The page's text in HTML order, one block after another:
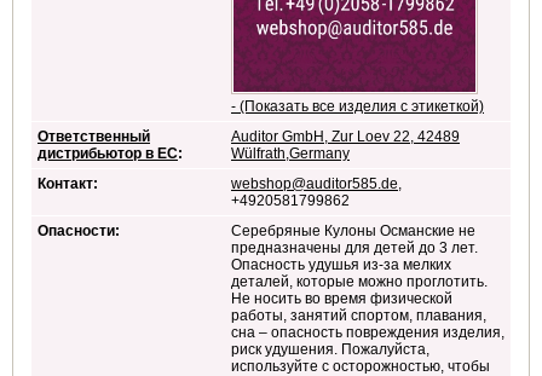
- (Показать все изделия с этикеткой)
Ответственный
дистрибьютор в ЕС:
Auditor GmbH, Zur Loev 22, 42489
Wülfrath,Germany
Контакт:
webshop@auditor585.de,
+4920581799862
Опасности:
Серебряные Кулоны Османские не
предназначены для детей до 3 лет.
Опасность удушья из-за мелких
деталей, которые можно проглотить.
Не носить во время физической
работы, занятий спортом, плавания,
сна – опасность повреждения изделия,
риск удушения. Пожалуйста,
используйте с осторожностью, чтобы